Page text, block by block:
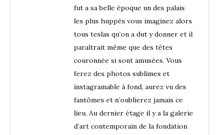
fut a sa belle époque un des palais
les plus huppés vous imaginez alors
tous teslas qu’on a dut y donner et il
paraîtrait même que des têtes
couronnée si sont amusées. Vous
ferez des photos sublimes et
instagramable à fond, aurez vu des
fantômes et n’oublierez jamais ce
lieu. Au dernier étage il y a la galerie
d’art contemporain de la fondation